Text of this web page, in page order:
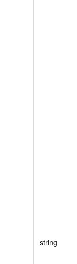
string